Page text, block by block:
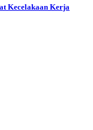
Kecelakaan Kerja